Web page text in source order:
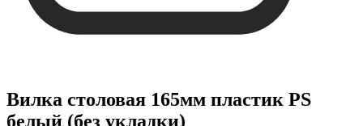
Вилка столовая 165мм пластик PS
белый (без укладки)